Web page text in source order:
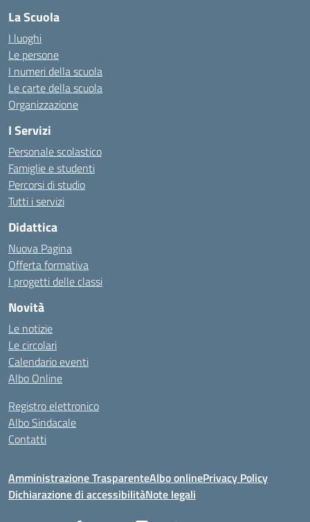
La Scuola
I luoghi
Le persone
I numeri della scuola
Le carte della scuola
Organizzazione
I Servizi
Personale scolastico
Famiglie e studenti
Percorsi di studio
Tutti i servizi
Didattica
Nuova Pagina
Offerta formativa
I progetti delle classi
Novità
Le notizie
Le circolari
Calendario eventi
Albo Online
Registro elettronico
Albo Sindacale
Contatti
Amministrazione TrasparenteAlbo onlinePrivacy Policy
Dichiarazione di accessibilitàNote legali